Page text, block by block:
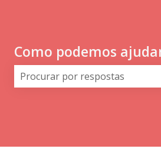
Como podemos